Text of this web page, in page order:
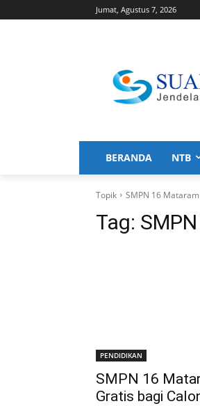
Jumat, Agustus 7, 2026
BERANDA NTB
Topik SMPN 16 Mataram
Tag:
PENDIDIKAN
SMPN 16
Gratis bagi